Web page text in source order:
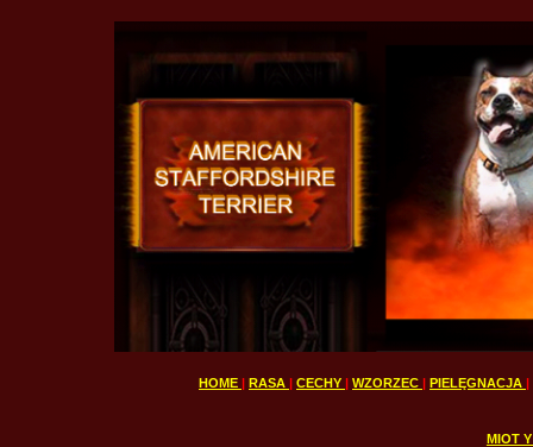
HOME | RASA | CECHY | WZORZEC | PIELĘGNACJA |
MIOT